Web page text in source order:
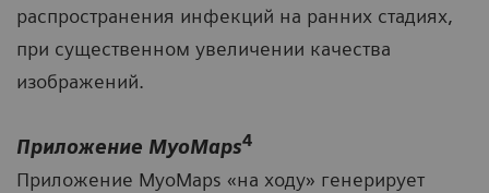
распространения инфекций на ранних стадиях,
при существенном увеличении качества
изображений.
Приложение MyoMaps4
Приложение MyoMaps «на ходу» генерирует